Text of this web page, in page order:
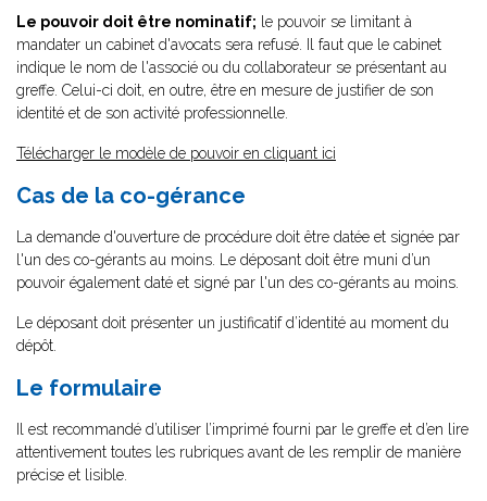
Le pouvoir doit être nominatif; le pouvoir se limitant à
mandater un cabinet d'avocats sera refusé. Il faut que le cabinet
indique le nom de l'associé ou du collaborateur se présentant au
greffe. Celui-ci doit, en outre, être en mesure de justifier de son
identité et de son activité professionnelle.
Télécharger le modèle de pouvoir en cliquant ici
Cas de la co-gérance
La demande d'ouverture de procédure doit être datée et signée par
l'un des co-gérants au moins. Le déposant doit être muni d’un
pouvoir également daté et signé par l'un des co-gérants au moins.
Le déposant doit présenter un justificatif d’identité au moment du
dépôt.
Le formulaire
Il est recommandé d’utiliser l’imprimé fourni par le greffe et d’en lire
attentivement toutes les rubriques avant de les remplir de manière
précise et lisible.